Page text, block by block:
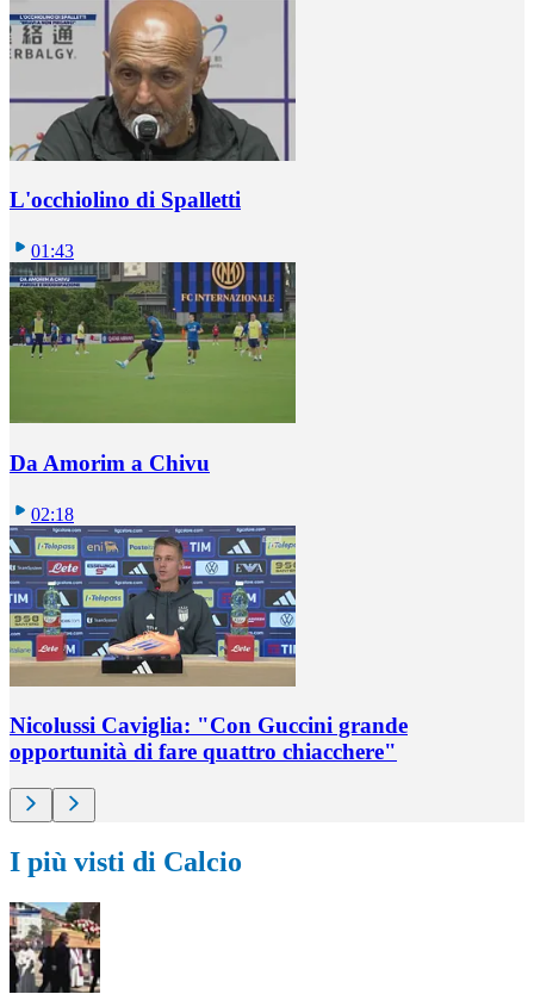
L'occhiolino di Spalletti
01:43
Da Amorim a Chivu
02:18
Nicolussi Caviglia: "Con Guccini grande
opportunità di fare quattro chiacchere"
I più visti di Calcio